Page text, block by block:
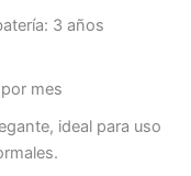
3 años
mes
ideal para uso